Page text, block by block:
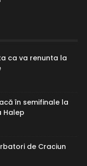
ca va renunta la
în semifinale la
Halep
de Craciun